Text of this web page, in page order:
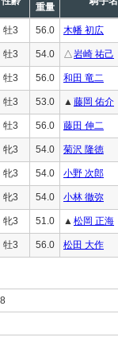
重量
牡3 56.0 木幡 初広
牡3 54.0 △岩崎 祐己
牡3 56.0 和田 竜二
牡3 53.0 ▲ 藤岡 佑介
牡3 56.0 藤田 伸二
牝3 54.0 菊沢 隆徳
牝3 54.0 小野 次郎
牝3 54.0 小林 徹弥
牝3 51.0 ▲ 松岡 正海
牡3 56.0 松田 大作